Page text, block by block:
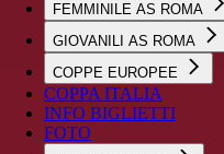
FEMMINILE AS ROMA
GIOVANILI AS ROMA
COPPE EUROPEE
COPPA ITALIA
INFO BIGLIETTI
FOTO